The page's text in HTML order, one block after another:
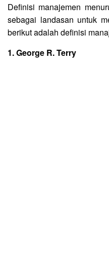
Definisi manajemen
sebagai landasan untuk
berikut adalah definisi
1. George R. Terry